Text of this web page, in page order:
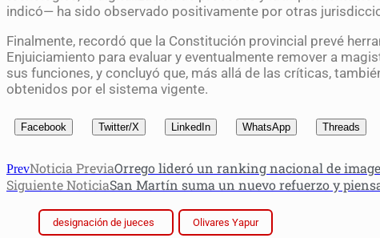
indicó— ha sido observado positivamente por otras
Finalmente, recordó que la Constitución provincial prevé
Enjuiciamiento para evaluar y eventualmente remover a
sus funciones, y concluyó que, más allá de las críticas,
obtenidos por el sistema vigente.
Facebook Twitter/X LinkedIn WhatsApp Threads
PrevNoticia PreviaOrrego lideró un ranking nacional de
Siguiente NoticiaSan Martín suma un nuevo refuerzo y
designación de jueces Olivares Yapur